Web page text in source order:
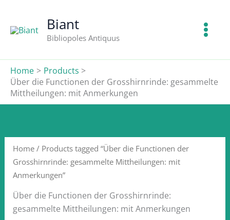
content
Biant
Bibliopoles Antiquus
Home
Products
Über die Functionen der Grosshirnrinde: gesammelte
Mittheilungen: mit Anmerkungen
Home/ Products tagged “Über die Functionen der
Grosshirnrinde: gesammelte Mittheilungen: mit
Anmerkungen”
Über die Functionen der Grosshirnrinde:
gesammelte Mittheilungen: mit Anmerkungen